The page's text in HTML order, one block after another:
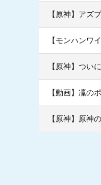
【原神】アズ
【モンハンワ
【原神】つい
【動画】凜の
【原神】原神